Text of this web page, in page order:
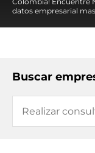
datos empresarial
Buscar